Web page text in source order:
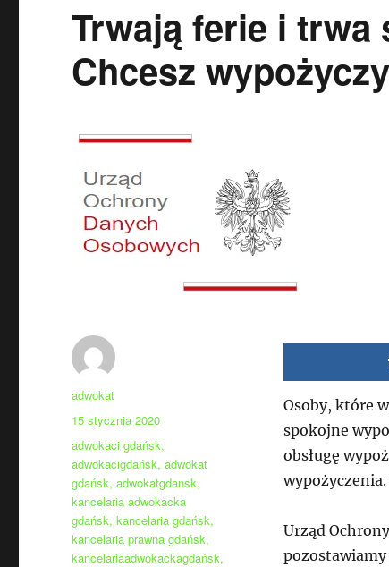
Trwają ferie i trwa
Chcesz
Osoby, które
spokojne
obsługę
wypożyczenia.
Urząd
pozostawiamy
Autor
adwokat
Data
publikacji
15 stycznia 2020
Tagi
adwokaci gdańsk,
adwokacigdańsk,adwokat
gdańsk,adwokatgdansk,
kancelaria adwokacka
gdańsk,kancelaria gdańsk,
kancelaria prawna gdańsk,
kancelariaadwokackagdańsk,